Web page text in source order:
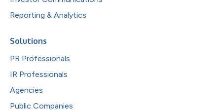
Reporting & Analytics
Solutions
PR Professionals
IR Professionals
Agencies
Public Companies